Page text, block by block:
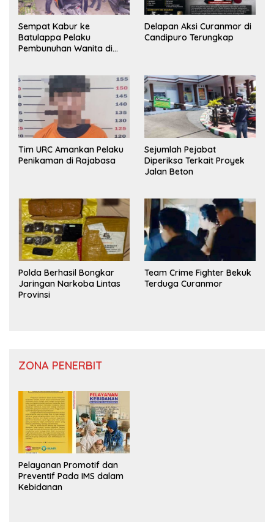
Sempat Kabur ke
Batulappa Pelaku
Pembunuhan Wanita di
Delapan Aksi Curanmor di
Candipuro Terungkap
Tim URC Amankan Pelaku
Penikaman di Rajabasa
Sejumlah Pejabat
Diperiksa Terkait Proyek
Jalan Beton
Polda Berhasil Bongkar
Jaringan Narkoba Lintas
Provinsi
Team Crime Fighter Bekuk
Terduga Curanmor
ZONA PENERBIT
Pelayanan Promotif dan
Preventif Pada IMS dalam
Kebidanan